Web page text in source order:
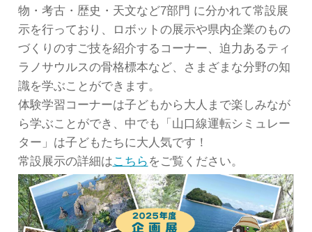
物・考古・歴史・天文など7部門 に分かれて常設展
示を行っており、ロボットの展示や県内企業のもの
づくりのすご技を紹介するコーナー、迫力あるティ
ラノサウルスの骨格標本など、さまざまな分野の知
識を学ぶことができます。
体験学習コーナーは子どもから大人まで楽しみなが
ら学ぶことができ、中でも「山口線運転シミュレー
ター」は子どもたちに大人気です！
常設展示の詳細はこちら をご覧ください。